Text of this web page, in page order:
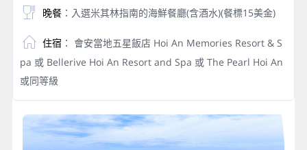
晚餐：入選米其林指南的海鮮餐廳(含酒水)(餐標15美金)
住宿 ： 會安當地五星飯店 Hoi An Memories Resort & S
pa 或 Bellerive Hoi An Resort and Spa 或 The Pearl Hoi An
或同等級